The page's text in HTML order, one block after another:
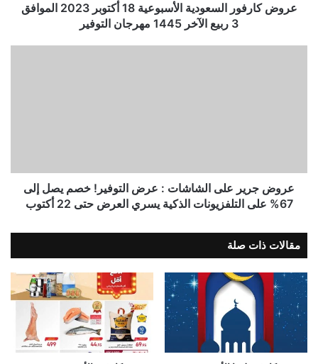
عروض كارفور السعودية الأسبوعية 18 أكتوبر 2023 الموافق
3 ربيع الآخر 1445 مهرجان التوفير
عروض جرير على الشاشات : عرض التوفير! خصم يصل إلى
67% على التلفزيونات الذكية يسري العرض حتى 22 أكتوب
مقالات ذات صلة